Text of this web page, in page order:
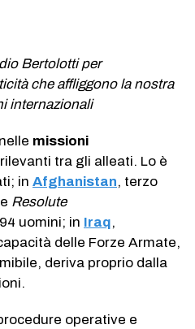
Bertolotti per
che affliggono la nostra
internazionali
missioni
tra gli alleati. Lo è
in Afghanistan, terzo
Resolute
uomini; in Iraq,
delle Forze Armate,
deriva proprio dalla
operative e